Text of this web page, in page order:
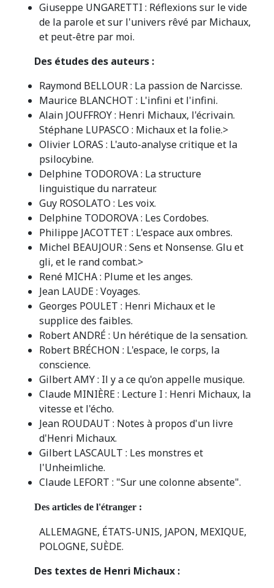
Giuseppe UNGARETTI : Réflexions sur le vide
de la parole et sur l'univers rêvé par Michaux,
et peut-être par moi.
Des études des auteurs :
Raymond BELLOUR : La passion de Narcisse.
Maurice BLANCHOT : L'infini et l'infini.
Alain JOUFFROY : Henri Michaux, l'écrivain.
Stéphane LUPASCO : Michaux et la folie.>
Olivier LORAS : L'auto-analyse critique et la
psilocybine.
Delphine TODOROVA : La structure
linguistique du narrateur.
Guy ROSOLATO : Les voix.
Delphine TODOROVA : Les Cordobes.
Philippe JACOTTET : L'espace aux ombres.
Michel BEAUJOUR : Sens et Nonsense. Glu et
gli, et le rand combat.>
René MICHA : Plume et les anges.
Jean LAUDE : Voyages.
Georges POULET : Henri Michaux et le
supplice des faibles.
Robert ANDRÉ : Un hérétique de la sensation.
Robert BRÉCHON : L'espace, le corps, la
conscience.
Gilbert AMY : Il y a ce qu'on appelle musique.
Claude MINIÈRE : Lecture I : Henri Michaux, la
vitesse et l'écho.
Jean ROUDAUT : Notes à propos d'un livre
d'Henri Michaux.
Gilbert LASCAULT : Les monstres et
l'Unheimliche.
Claude LEFORT : "Sur une colonne absente".
Des articles de l'étranger :
ALLEMAGNE, ÉTATS-UNIS, JAPON, MEXIQUE,
POLOGNE, SUÈDE.
Des textes de Henri Michaux :